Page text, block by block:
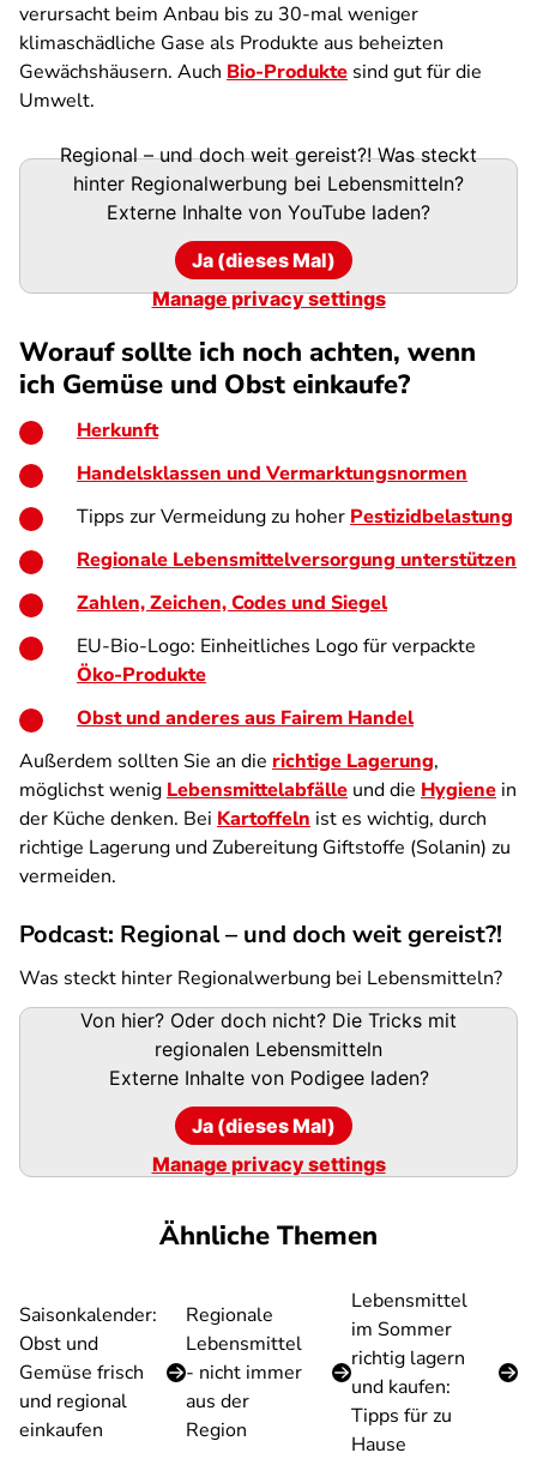
verursacht beim Anbau bis zu 30-mal weniger
klimaschädliche Gase als Produkte aus beheizten
Gewächshäusern. Auch Bio-Produkte sind gut für die
Umwelt.
Regional – und doch weit gereist?! Was steckt
hinter Regionalwerbung bei Lebensmitteln?
Externe Inhalte von YouTube laden?
Ja (dieses Mal)
Manage privacy settings
Worauf sollte ich noch achten, wenn
ich Gemüse und Obst einkaufe?
Herkunft
Handelsklassen und Vermarktungsnormen
Tipps zur Vermeidung zu hoher Pestizidbelastung
Regionale Lebensmittelversorgung unterstützen
Zahlen, Zeichen, Codes und Siegel
EU-Bio-Logo: Einheitliches Logo für verpackte
Öko-Produkte
Obst und anderes aus Fairem Handel
Außerdem sollten Sie an die richtige Lagerung,
möglichst wenig Lebensmittelabfälle und die Hygiene in
der Küche denken. Bei Kartoffeln ist es wichtig, durch
richtige Lagerung und Zubereitung Giftstoffe (Solanin) zu
vermeiden.
Podcast: Regional – und doch weit gereist?!
Was steckt hinter Regionalwerbung bei Lebensmitteln?
Podigee-Von hier? Oder doch nicht? Die Tricks mit
regionalen Lebensmitteln
Externe Inhalte von Podigeeladen?
Ja (dieses Mal)
Manage privacy settings
Ähnliche Themen
Saisonkalender:
Obst und
Gemüse frisch
und regional
einkaufen
Regionale
Lebensmittel
- nicht immer
aus der
Region
Lebensmittel
im Sommer
richtig lagern
und kaufen:
Tipps für zu
Hause